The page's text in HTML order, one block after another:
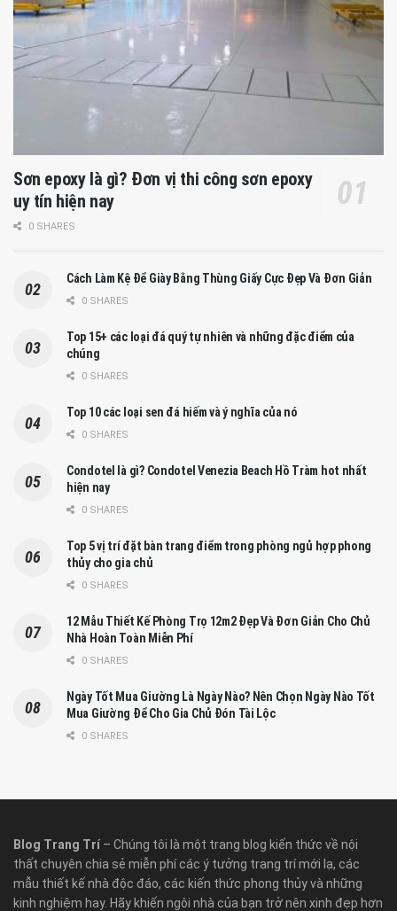
Sơn epoxy là gì? Đơn vị thi công sơn epoxy
uy tín hiện nay
0 SHARES
Cách Làm Kệ Để Giày Bằng Thùng Giấy Cực Đẹp Và Đơn Giản
0 SHARES
Top 15+ các loại đá quý tự nhiên và những đặc điểm của
chúng
0 SHARES
Top 10 các loại sen đá hiếm và ý nghĩa của nó
0 SHARES
Condotel là gì? Condotel Venezia Beach Hồ Tràm hot nhất
hiện nay
0 SHARES
Top 5 vị trí đặt bàn trang điểm trong phòng ngủ hợp phong
thủy cho gia chủ
0 SHARES
12 Mẫu Thiết Kế Phòng Trọ 12m2 Đẹp Và Đơn Giản Cho Chủ
Nhà Hoàn Toàn Miễn Phí
0 SHARES
Ngày Tốt Mua Giường Là Ngày Nào? Nên Chọn Ngày Nào Tốt
Mua Giường Để Cho Gia Chủ Đón Tài Lộc
0 SHARES
Blog Trang Trí – Chúng tôi là một trang blog kiến thức về nội
thất chuyên chia sẻ miễn phí các ý tưởng trang trí mới lạ, các
mẫu thiết kế nhà độc đáo, các kiến thức phong thủy và những
kinh nghiệm hay. Hãy khiến ngôi nhà của bạn trở nên xinh đẹp hơn